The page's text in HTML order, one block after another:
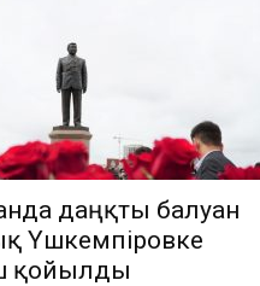
Қазақстан
даңқты балуан
Үшкемпіровке
қойылды